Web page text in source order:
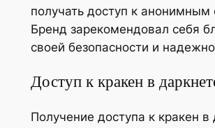
получать доступ к анонимным
Бренд зарекомендовал себя
своей безопасности и
Доступ к кракен в
Получение доступа к кракен в